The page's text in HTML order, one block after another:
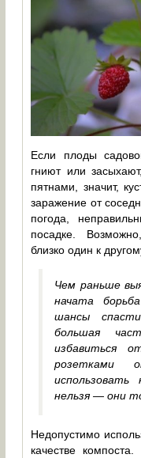
Если плоды
гниют или
пятнами, значит,
заражение от
погода,
посадке.
близко один к
Чем раньше
начата
шансы
большая
избавиться
розетками
использовать
нельзя — они
Недопустимо
качестве